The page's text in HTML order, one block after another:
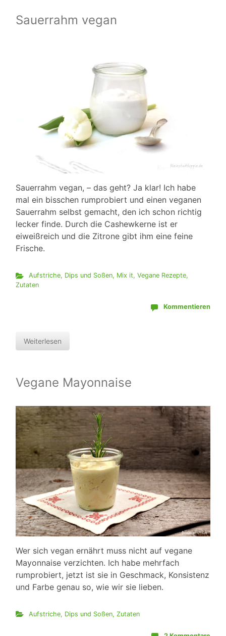
Sauerrahm vegan
Sauerrahm vegan, – das geht? Ja klar! Ich habe
mal ein bisschen rumprobiert und einen veganen
Sauerrahm selbst gemacht, den ich schon richtig
lecker finde. Durch die Cashewkerne ist er
eiweißreich und die Zitrone gibt ihm eine feine
Frische.
Aufstriche, Dips und Soßen, Mix it, Vegane Rezepte,
Zutaten
Kommentieren
Weiterlesen
Vegane Mayonnaise
Wer sich vegan ernährt muss nicht auf vegane
Mayonnaise verzichten. Ich habe mehrfach
rumprobiert, jetzt ist sie in Geschmack, Konsistenz
und Farbe genau so, wie wir sie lieben.
Aufstriche, Dips und Soßen, Zutaten